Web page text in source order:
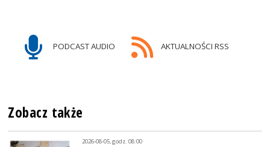
PODCAST AUDIO AKTUALNOŚCI RSS
Zobacz także
2026-08-05, godz. 08:00